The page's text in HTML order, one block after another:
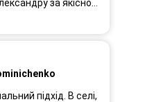
за якісно
підхід. В селі,